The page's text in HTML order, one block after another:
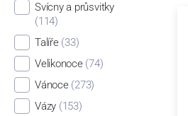
Svícny a průsvitky
(114)
Talíře (33)
Velikonoce (74)
Vánoce (273)
Vázy (153)